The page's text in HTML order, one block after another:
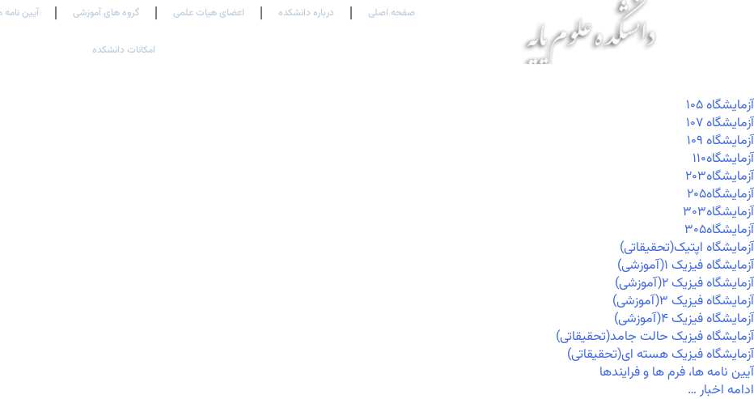
صفحه اصلی درباره دانشکده اعضای هیات علمی گروه های آموزشی آیین نامه
امکانات دانشکده
آزمايشگاه ۱۰۵
آزمايشگاه ۱۰۷
آزمايشگاه ۱۰۹
آزمايشگاه۱۱۰
آزمايشگاه۲۰۳
آزمايشگاه۲۰۵
آزمايشگاه۳۰۳
آزمايشگاه۳۰۵
آزمایشگاه اپتیک(تحقیقاتی)
آزمایشگاه فیزیک ۱(آموزشی)
آزمایشگاه فیزیک ۲(آموزشی)
آزمایشگاه فیزیک ۳(آموزشی)
آزمایشگاه فیزیک ۴(آموزشی)
آزمایشگاه فیزیک حالت جامد(تحقیقاتی)
آزمایشگاه فیزیک هسته ای(تحقیقاتی)
آیین نامه ها، فرم ها و فرایندها
ادامه اخبار …